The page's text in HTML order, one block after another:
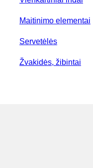
Maitinimo elementai
Servetėlės
Žvakidės, žibintai